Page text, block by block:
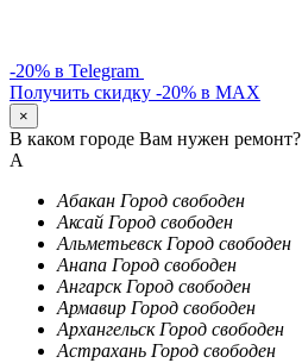
-20% в Telegram
Получить скидку -20% в MAX
×
В каком городе Вам нужен ремонт?
А
Абакан Город свободен
Аксай Город свободен
Альметьевск Город свободен
Анапа Город свободен
Ангарск Город свободен
Армавир Город свободен
Архангельск Город свободен
Астрахань Город свободен